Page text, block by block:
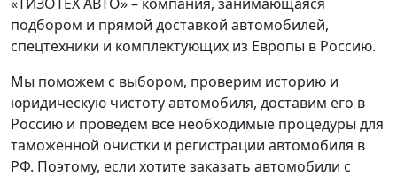
подбором и прямой доставкой автомобилей,
спецтехники и комплектующих из Европы в Россию.
Мы поможем с выбором, проверим историю и
юридическую чистоту автомобиля, доставим его в
Россию и проведем все необходимые процедуры для
таможенной очистки и регистрации автомобиля в
РФ. Поэтому, если хотите заказать автомобили с